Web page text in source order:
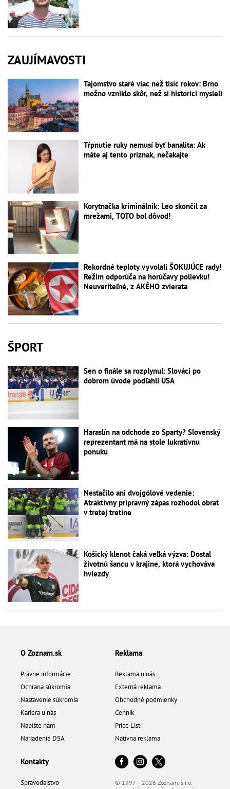
ZAUJÍMAVOSTI
Tajomstvo staré viac než tisíc rokov: Brno
možno vzniklo skôr, než si historici mysleli
Tŕpnutie ruky nemusí byť banalita: Ak
máte aj tento príznak, nečakajte
Korytnačka kriminálnik: Leo skončil za
mrežami, TOTO bol dôvod!
Rekordné teploty vyvolali ŠOKUJÚCE rady!
Režim odporúča na horúčavy polievku!
Neuveriteľné, z AKÉHO zvierata
ŠPORT
Sen o finále sa rozplynul: Slováci po
dobrom úvode podľahli USA
Haraslín na odchode zo Sparty? Slovenský
reprezentant má na stole lukratívnu
ponuku
Nestačilo ani dvojgólové vedenie:
Atraktívny prípravný zápas rozhodol obrat
v tretej tretine
Košický klenot čaká veľká výzva: Dostal
životnú šancu v krajine, ktorá vychováva
hviezdy
O Zoznam.sk
Právne informácie
Ochrana súkromia
Nastavenie súkromia
Kariéra u nás
Napíšte nám
Nariadenie DSA
Reklama
Reklama u nás
Externá reklama
Obchodné podmienky
Cenník
Price List
Natívna reklama
Kontakty
Spravodajstvo © 1997 – 2026 Zoznam, s.r.o.